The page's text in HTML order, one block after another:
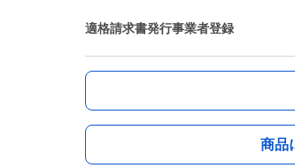
適格請求書発行事業者登録
商品